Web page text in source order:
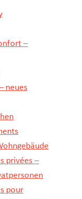
–
neues
privées –
pour